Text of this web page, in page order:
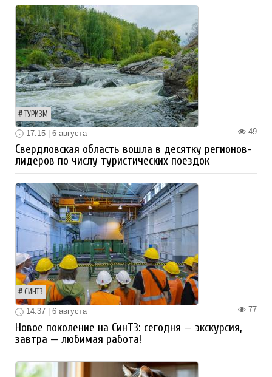
ТУРИЗМ
49
17:15 | 6 августа
Свердловская область вошла в десятку регионов-
лидеров по числу туристических поездок
СИНТЗ
77
14:37 | 6 августа
Новое поколение на СинТЗ: сегодня — экскурсия,
завтра — любимая работа!